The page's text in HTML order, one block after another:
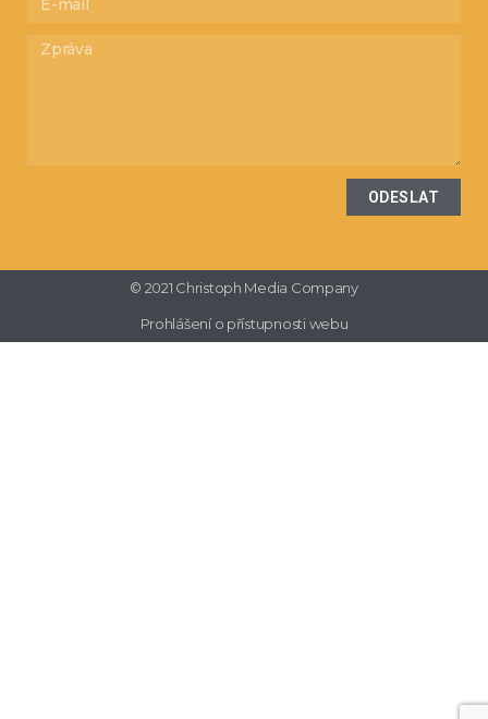
ODESLAT
© 2021 Christoph Media Company
Prohlášení o přístupnosti webu